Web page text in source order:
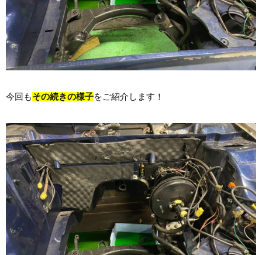
今回もその続きの様子をご紹介します！